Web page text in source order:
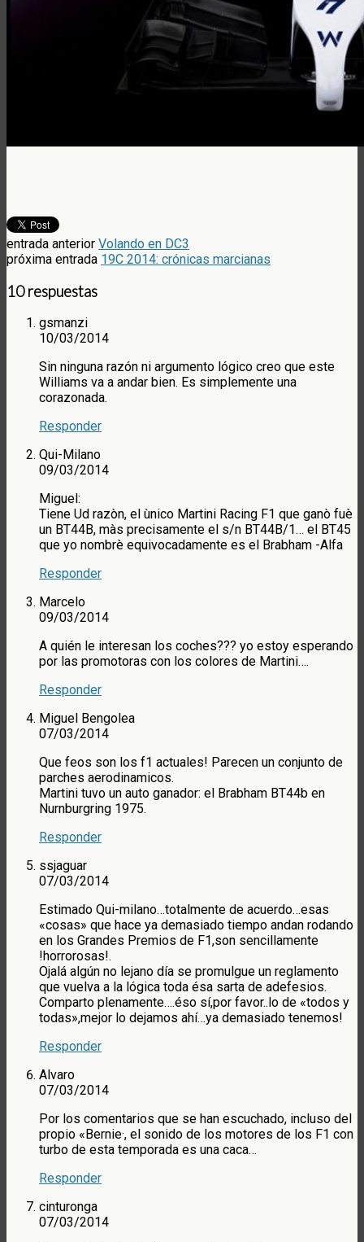
entrada anterior Volando en DC3
próxima entrada 19C 2014: crónicas marcianas
10 respuestas
gsmanzi
10/03/2014
Sin ninguna razón ni argumento lógico creo que este
Williams va a andar bien. Es simplemente una
corazonada.
Responder
Qui-Milano
09/03/2014
Miguel:
Tiene Ud razòn, el ùnico Martini Racing F1 que ganò fuè
un BT44B, màs precisamente el s/n BT44B/1… el BT45
que yo nombrè equivocadamente es el Brabham -Alfa
Responder
Marcelo
09/03/2014
A quién le interesan los coches??? yo estoy esperando
por las promotoras con los colores de Martini….
Responder
Miguel Bengolea
07/03/2014
Que feos son los f1 actuales! Parecen un conjunto de
parches aerodinamicos.
Martini tuvo un auto ganador: el Brabham BT44b en
Nurnburgring 1975.
Responder
ssjaguar
07/03/2014
Estimado Qui-milano…totalmente de acuerdo…esas
«cosas» que hace ya demasiado tiempo andan rodando
en los Grandes Premios de F1,son sencillamente
!horrorosas!.
Ojalá algún no lejano día se promulgue un reglamento
que vuelva a la lógica toda ésa sarta de adefesios.
Comparto plenamente….éso sí,por favor..lo de «todos y
todas»,mejor lo dejamos ahí…ya demasiado tenemos!
Responder
Alvaro
07/03/2014
Por los comentarios que se han escuchado, incluso del
propio «Bernie·, el sonido de los motores de los F1 con
turbo de esta temporada es una caca…
Responder
cinturonga
07/03/2014